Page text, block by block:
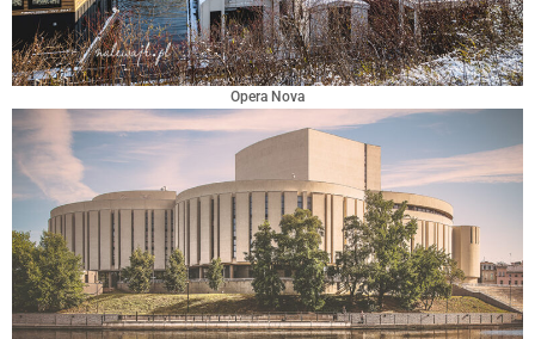
Opera Nova